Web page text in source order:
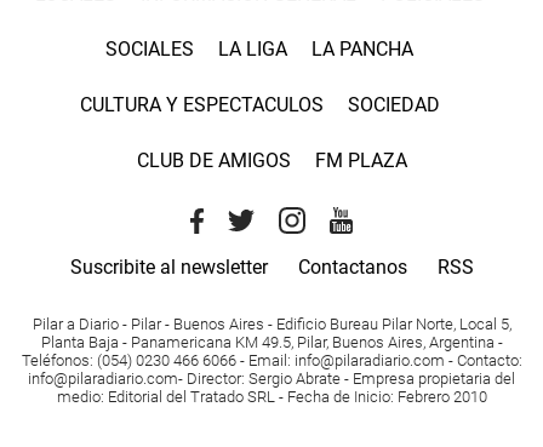
SOCIALES LA LIGA LA PANCHA
CULTURA Y ESPECTACULOS SOCIEDAD
CLUB DE AMIGOS FM PLAZA
Suscribite al newsletter Contactanos RSS
Pilar a Diario - Pilar - Buenos Aires - Edificio Bureau Pilar Norte, Local 5,
Planta Baja - Panamericana KM 49.5, Pilar, Buenos Aires, Argentina -
Teléfonos: (054) 0230 466 6066 - Email : info@pilaradiario.com - Contacto:
info@pilaradiario.com- Director: Sergio Abrate - Empresa propietaria del
medio: Editorial del Tratado SRL - Fecha de Inicio: Febrero 2010